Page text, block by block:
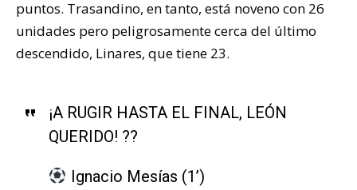
puntos. Trasandino, en tanto, está noveno con 26
unidades pero peligrosamente cerca del último
descendido, Linares, que tiene 23.
¡A RUGIR HASTA EL FINAL, LEÓN
QUERIDO! ??
Ignacio Mesías (1’)